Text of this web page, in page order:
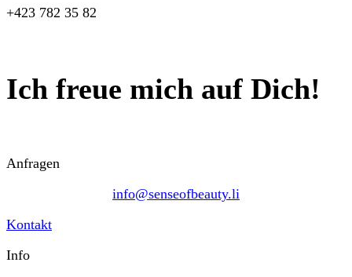
+423 782 35 82
Ich freue mich auf Dich!
Anfragen
info@senseofbeauty.li
Kontakt
Info